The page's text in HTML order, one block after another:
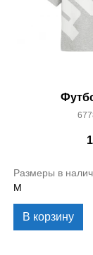
Размеры в
M
В корзину